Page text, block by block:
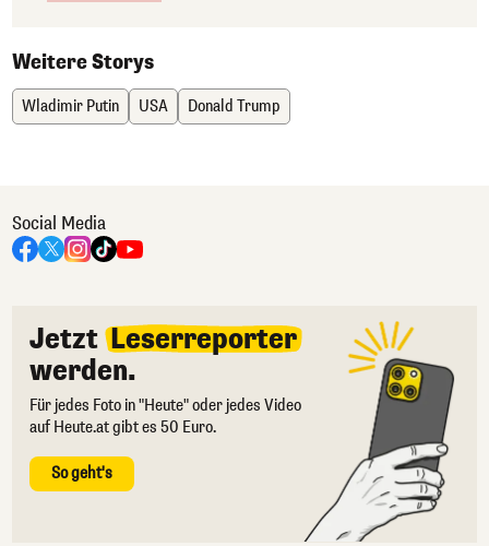
Weitere Storys
Wladimir Putin USA Donald Trump
Social Media
Jetzt Leserreporter
werden.
Für jedes Foto in "Heute" oder jedes Video
auf Heute.at gibt es 50 Euro.
So geht's